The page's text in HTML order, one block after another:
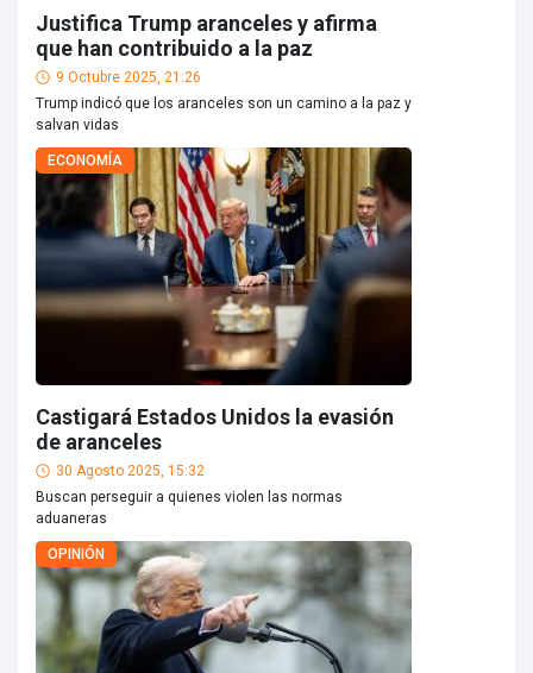
Justifica Trump aranceles y afirma
que han contribuido a la paz
9 Octubre 2025, 21:26
Trump indicó que los aranceles son un camino a la paz y
salvan vidas
ECONOMÍA
Castigará Estados Unidos la evasión
de aranceles
30 Agosto 2025, 15:32
Buscan perseguir a quienes violen las normas
aduaneras
OPINIÓN